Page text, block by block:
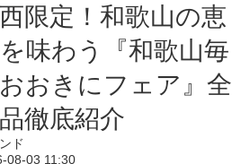
限定！和歌山の恵
味わう『和歌山毎
おきにフェア』全
徹底紹介
ド
08-03 11:30